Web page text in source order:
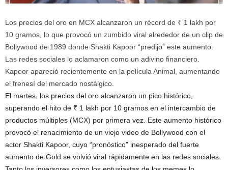
Los precios del oro en MCX alcanzaron un récord de ₹ 1 lakh por
10 gramos, lo que provocó un zumbido viral alrededor de un clip de
Bollywood de 1989 donde Shakti Kapoor “predijo” este aumento.
Las redes sociales lo aclamaron como un adivino financiero.
Kapoor apareció recientemente en la película Animal, aumentando
el frenesí del mercado nostálgico.
El martes, los precios del oro alcanzaron un pico histórico,
superando el hito de ₹ 1 lakh por 10 gramos en el intercambio de
productos múltiples (MCX) por primera vez. Este aumento histórico
provocó el renacimiento de un viejo video de Bollywood con el
actor Shakti Kapoor, cuyo “pronóstico” inesperado del fuerte
aumento de Gold se volvió viral rápidamente en las redes sociales.